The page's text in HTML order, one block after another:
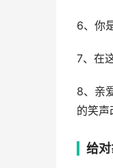
6、你
7、在
8、亲
的笑声
给